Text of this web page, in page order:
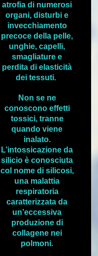
atrofia di numerosi
organi, disturbi e
invecchiamento
precoce della pelle,
unghie, capelli,
smagliature e
perdita di elasticità
dei tessuti.
Non se ne
conoscono effetti
tossici, tranne
quando viene
inalato.
L’intossicazione da
silicio è conosciuta
col nome di silicosi,
una malattia
respiratoria
caratterizzata da
un’eccessiva
produzione di
collagene nei
polmoni.